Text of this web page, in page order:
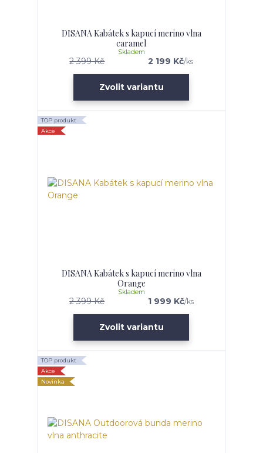
DISANA Kabátek s kapucí merino vlna
caramel
2 399 Kč 2 199 Kč/ks
Skladem
Zvolit variantu
TOP produkt
Akce
DISANA Kabátek s kapucí merino vlna
Orange
2 399 Kč 1 999 Kč/ks
Skladem
Zvolit variantu
TOP produkt
Akce
Novinka